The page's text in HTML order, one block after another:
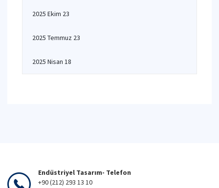
2025 Ekim 23
2025 Temmuz 23
2025 Nisan 18
Endüstriyel Tasarım- Telefon
+90 (212) 293 13 10